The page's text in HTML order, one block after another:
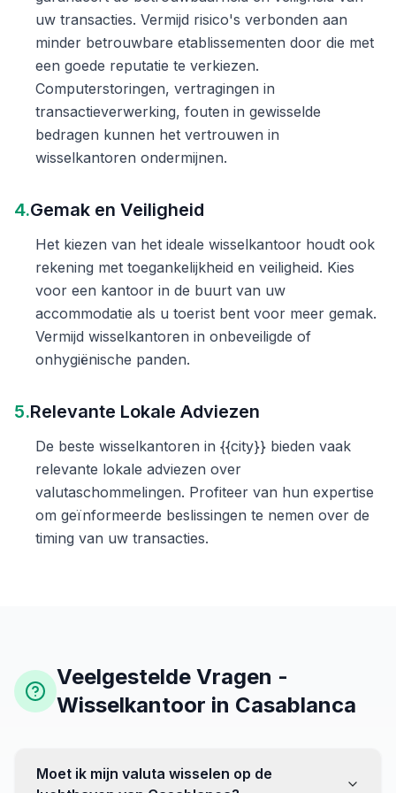
uw transacties. Vermijd risico's verbonden aan
minder betrouwbare etablissementen door die met
een goede reputatie te verkiezen.
Computerstoringen, vertragingen in
transactieverwerking, fouten in gewisselde
bedragen kunnen het vertrouwen in
wisselkantoren ondermijnen.
4.Gemak en Veiligheid
Het kiezen van het ideale wisselkantoor houdt ook
rekening met toegankelijkheid en veiligheid. Kies
voor een kantoor in de buurt van uw
accommodatie als u toerist bent voor meer gemak.
Vermijd wisselkantoren in onbeveiligde of
onhygiënische panden.
5.Relevante Lokale Adviezen
De beste wisselkantoren in {{city}} bieden vaak
relevante lokale adviezen over
valutaschommelingen. Profiteer van hun expertise
om geïnformeerde beslissingen te nemen over de
timing van uw transacties.
Veelgestelde Vragen -
Wisselkantoor in Casablanca
Moet ik mijn valuta wisselen op de